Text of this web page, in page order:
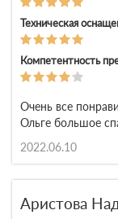
Техническая
Компетентность
Очень все
Ольге большое
2022.06.10
Аристова